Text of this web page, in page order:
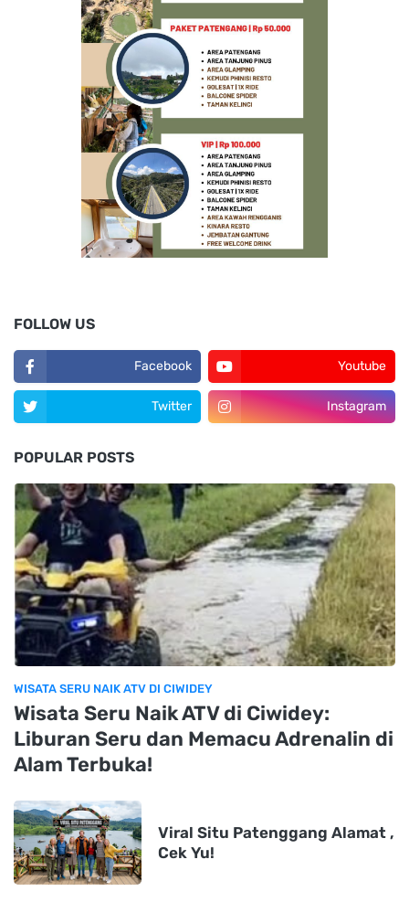
FOLLOW US
Facebook Youtube
Twitter Instagram
POPULAR POSTS
WISATA SERU NAIK ATV DI CIWIDEY
Wisata Seru Naik ATV di Ciwidey:
Liburan Seru dan Memacu Adrenalin di
Alam Terbuka!
Viral Situ Patenggang Alamat ,
Cek Yu!